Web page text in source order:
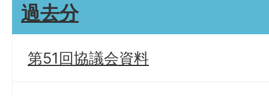
過去分
第51回協議会資料